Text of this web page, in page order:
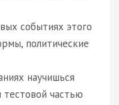
событиях этого
политические
научишься
тестовой частью